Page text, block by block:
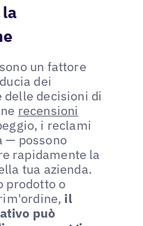
un fattore
dei
delle decisioni di
recensioni
i reclami
— possono
rapidamente la
tua azienda.
prodotto o
il
può